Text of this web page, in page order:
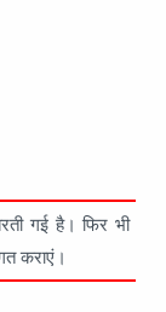
गई है। फिर भी
कराएं।